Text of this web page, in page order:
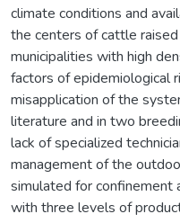
climate conditions and
the centers of cattle
municipalities with high
factors of epidemiological
misapplication of the
literature and in two
lack of specialized
management of the
simulated for confinement
with three levels of